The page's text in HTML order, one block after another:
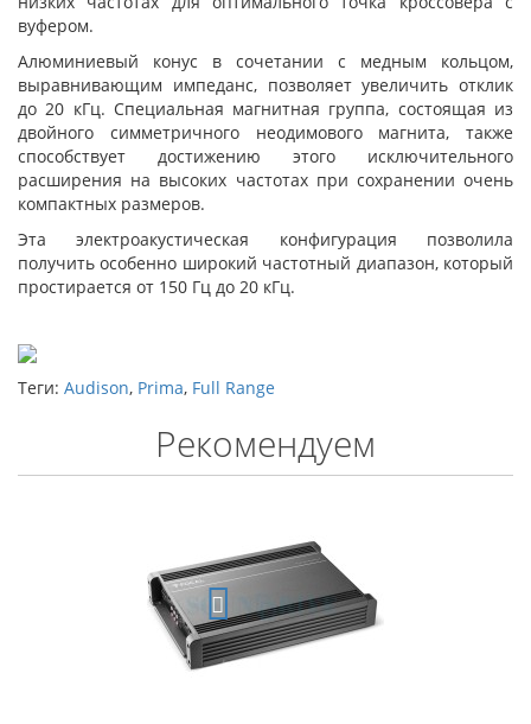
вуфером.
Алюминиевый конус в сочетании с медным кольцом,
выравнивающим импеданс, позволяет увеличить отклик
до 20 кГц. Специальная магнитная группа, состоящая из
двойного симметричного неодимового магнита, также
способствует достижению этого исключительного
расширения на высоких частотах при сохранении очень
компактных размеров.
Эта электроакустическая конфигурация позволила
получить особенно широкий частотный диапазон, который
простирается от 150 Гц до 20 кГц.
Теги: Audison, Prima, Full Range
Рекомендуем